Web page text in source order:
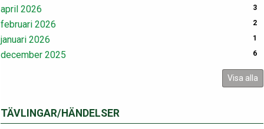
april 2026 3
februari 2026 2
januari 2026 1
december 2025 6
Visa alla
TÄVLINGAR/HÄNDELSER